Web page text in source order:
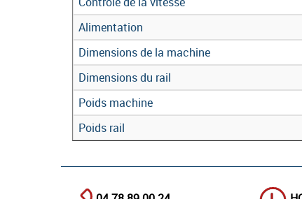
Alimentation
Dimensions de la machine
Dimensions du rail
Poids machine
Poids rail